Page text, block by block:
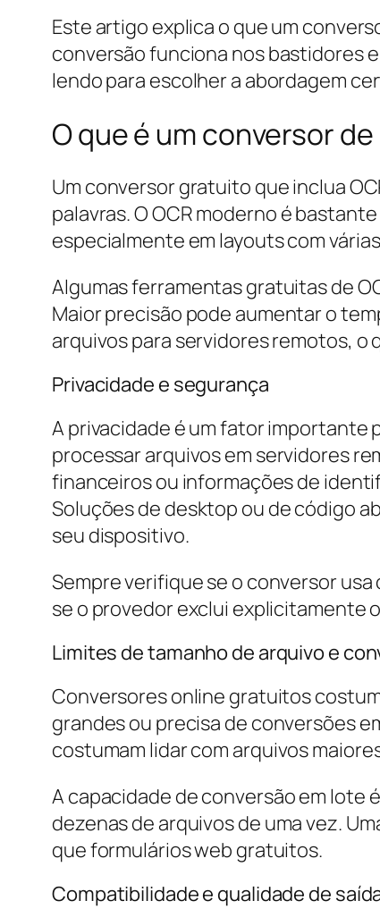
Este artigo explica o que um
conversão funciona nos bastidores
lendo para escolher a abordagem
O que é um conversor de
Um conversor gratuito que inclua
palavras. O OCR moderno é
especialmente em layouts com
Algumas ferramentas gratuitas de
Maior precisão pode aumentar o
arquivos para servidores remotos, o
Privacidade e segurança
A privacidade é um fator importante
processar arquivos em servidores
financeiros ou informações de
Soluções de desktop ou de código
seu dispositivo.
Sempre verifique se o conversor
se o provedor exclui explicitamente
Limites de tamanho de arquivo e
Conversores online gratuitos
grandes ou precisa de conversões
costumam lidar com arquivos
A capacidade de conversão em lote
dezenas de arquivos de uma vez.
que formulários web gratuitos.
Compatibilidade e qualidade de